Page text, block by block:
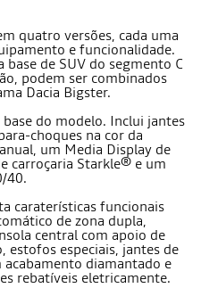
quatro versões, cada uma
e funcionalidade.
de SUV do segmento C
podem ser combinados
Dacia Bigster.
do modelo. Inclui jantes
choques na cor da
um Media Display de
carroçaria Starkle® e um
40.
caraterísticas funcionais
de zona dupla,
central com apoio de
estofos especiais, jantes de
acabamento diamantado e
rebatíveis eletricamente.